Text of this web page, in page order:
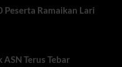
Ramaikan Lari
Terus Tebar